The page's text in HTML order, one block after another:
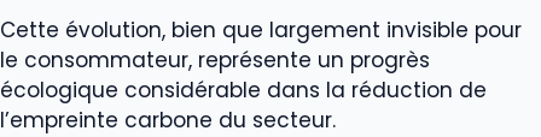
Cette évolution, bien que largement invisible pour
le consommateur, représente un progrès
écologique considérable dans la réduction de
l’empreinte carbone du secteur.